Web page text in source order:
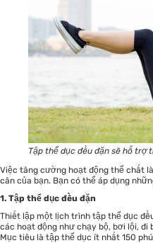
Tập thể dục đều đặn sẽ hỗ trợ
Việc tăng cường hoạt động thể chất
cân của bạn. Bạn có thể áp dụng
1. Tập thể dục đều đặn
Thiết lập một lịch trình tập thể dục
các hoạt động như chạy bộ, bơi lội, đi
Mục tiêu là tập thể dục ít nhất 150